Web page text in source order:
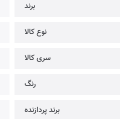
برند
نوع کالا
سری کالا
رنگ
برند پردازنده